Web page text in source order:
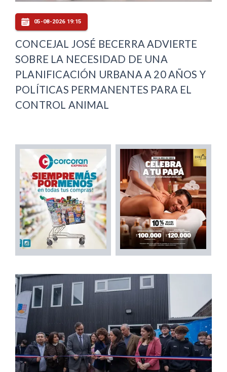
05-08-2026 19:15
CONCEJAL JOSÉ BECERRA ADVIERTE
SOBRE LA NECESIDAD DE UNA
PLANIFICACIÓN URBANA A 20 AÑOS Y
POLÍTICAS PERMANENTES PARA EL
CONTROL ANIMAL